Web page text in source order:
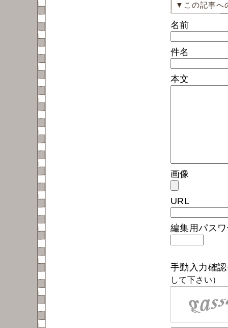
▼この記事へ
名前
件名
本文
画像
URL
編集用パス
手動入力確
して下さい）